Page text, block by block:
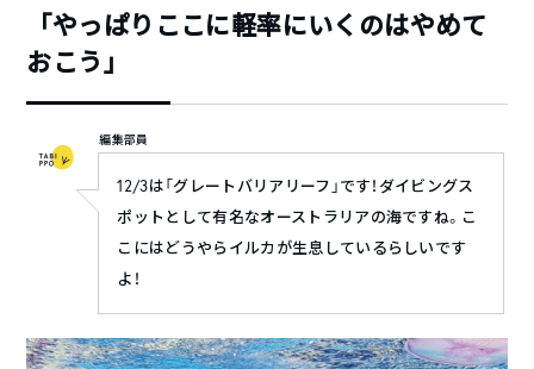
「やっぱりここに軽率にいくのはやめて
おこう」
編集部員
12/3は「グレートバリアリーフ」です！ダイビングス
ポットとして有名なオーストラリアの海ですね。こ
こにはどうやらイルカが生息しているらしいです
よ！